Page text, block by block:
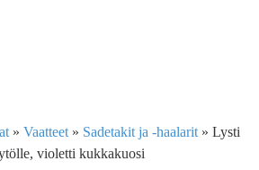
» Vaatteet » Sadetakit ja -haalarit » Lysti
violetti kukkakuosi